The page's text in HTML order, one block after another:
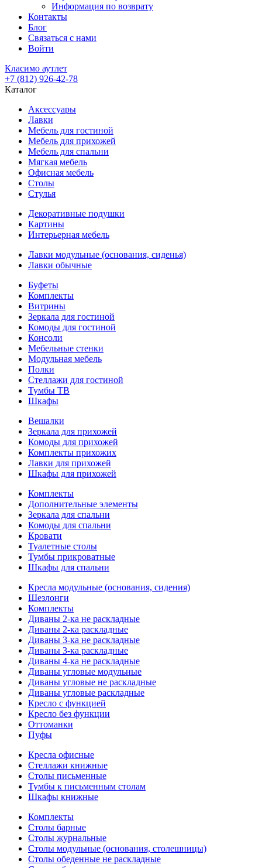
Информация по возврату
Контакты
Блог
Связаться с нами
Войти
Класимо аутлет
+7 (812) 926-42-78
Каталог
Аксессуары
Лавки
Мебель для гостиной
Мебель для прихожей
Мебель для спальни
Мягкая мебель
Офисная мебель
Столы
Стулья
Декоративные подушки
Картины
Интерьерная мебель
Лавки модульные (основания, сиденья)
Лавки обычные
Буфеты
Комплекты
Витрины
Зеркала для гостиной
Комоды для гостиной
Консоли
Мебельные стенки
Модульная мебель
Полки
Стеллажи для гостиной
Тумбы ТВ
Шкафы
Вешалки
Зеркала для прихожей
Комоды для прихожей
Комплекты прихожих
Лавки для прихожей
Шкафы для прихожей
Комплекты
Дополнительные элементы
Зеркала для спальни
Комоды для спальни
Кровати
Туалетные столы
Тумбы прикроватные
Шкафы для спальни
Кресла модульные (основания, сидения)
Шезлонги
Комплекты
Диваны 2-ка не раскладные
Диваны 2-ка раскладные
Диваны 3-ка не раскладные
Диваны 3-ка раскладные
Диваны 4-ка не раскладные
Диваны угловые модульные
Диваны угловые не раскладные
Диваны угловые раскладные
Кресло с функцией
Кресло без функции
Оттоманки
Пуфы
Кресла офисные
Стеллажи книжные
Столы письменные
Тумбы к письменным столам
Шкафы книжные
Комплекты
Столы барные
Столы журнальные
Столы модульные (основания, столешницы)
Столы обеденные не раскладные